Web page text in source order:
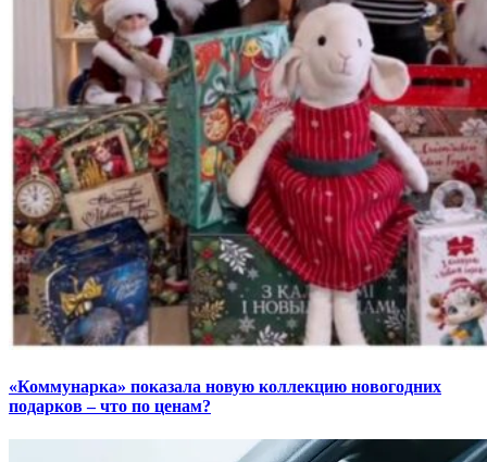
«Коммунарка» показала новую коллекцию новогодних
подарков – что по ценам?